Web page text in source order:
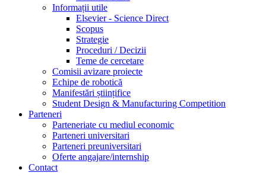
Informații utile
Elsevier - Science Direct
Scopus
Strategie
Proceduri / Decizii
Teme de cercetare
Comisii avizare proiecte
Echipe de robotică
Manifestări științifice
Student Design & Manufacturing Competition
Parteneri
Parteneriate cu mediul economic
Parteneri universitari
Parteneri preuniversitari
Oferte angajare/internship
Contact